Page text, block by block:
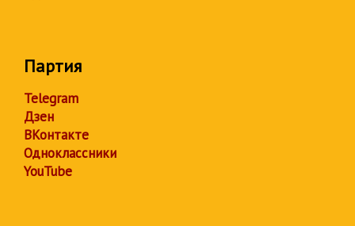
Партия
Telegram
Дзен
ВКонтакте
Одноклассники
YouTube